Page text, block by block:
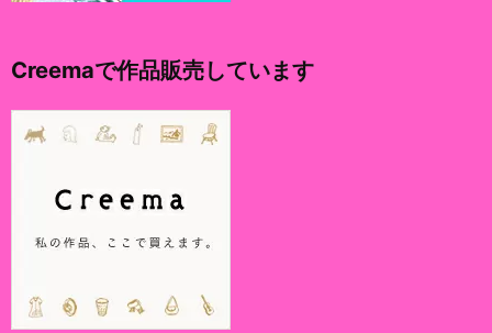
Creemaで作品販売しています